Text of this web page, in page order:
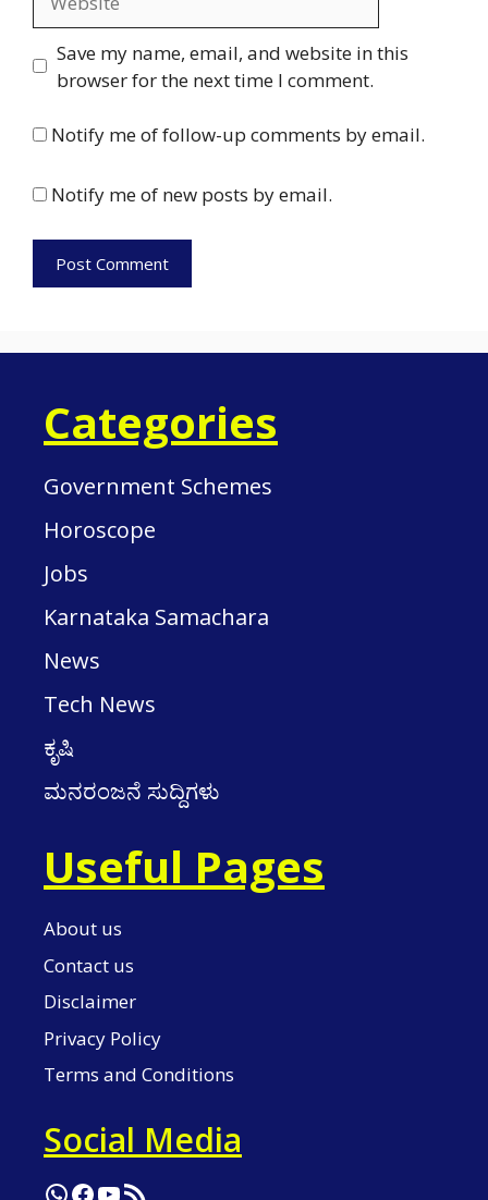
Save my name, email, and website in this
browser for the next time I comment.
Notify me of follow-up comments by email.
Notify me of new posts by email.
Categories
Government Schemes
Horoscope
Jobs
Karnataka Samachara
News
Tech News
ಕೃಷಿ
ಮನರಂಜನೆ ಸುದ್ದಿಗಳು
Useful Pages
About us
Contact us
Disclaimer
Privacy Policy
Terms and Conditions
Social Media
WhatsApp
Facebook
YouTube
RSS Feed